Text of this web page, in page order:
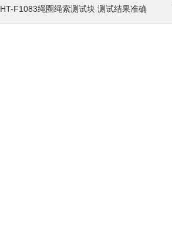
HT-F1083绳圈绳索测试块 测试结果准确